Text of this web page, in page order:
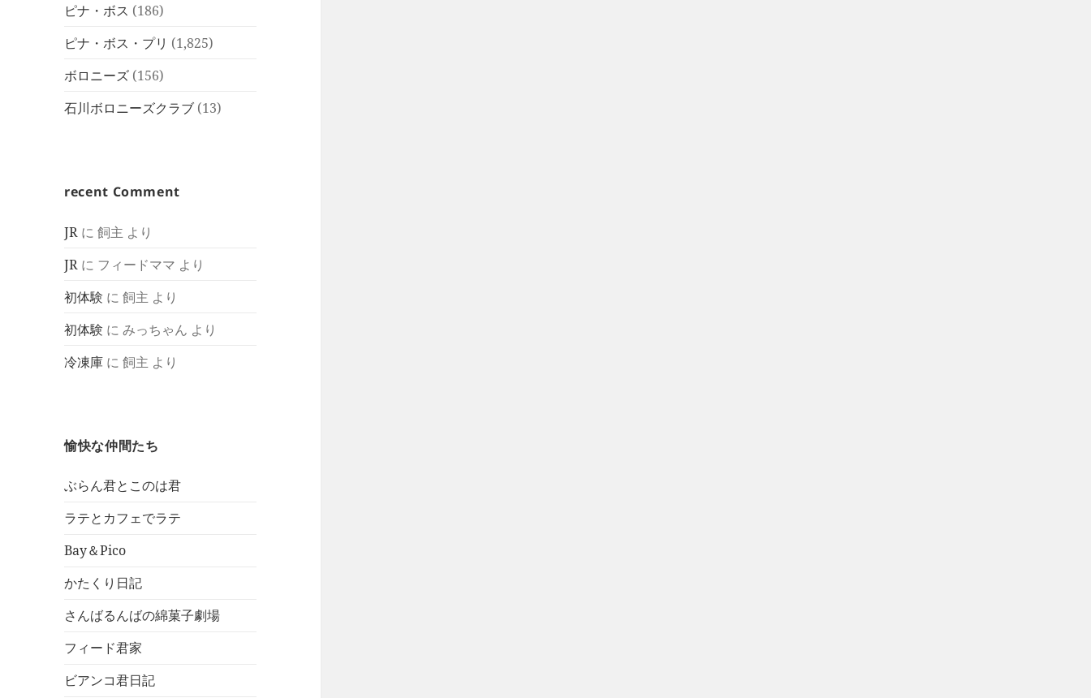
ピナ・ボス (186)
ピナ・ボス・プリ (1,825)
ボロニーズ (156)
石川ボロニーズクラブ (13)
recent Comment
JR に飼主 より
JR に フィードママ より
初体験 に飼主 より
初体験 にみっちゃん より
冷凍庫 に飼主 より
愉快な仲間たち
ぶらん君とこのは君
ラテとカフェでラテ
Bay＆Pico
かたくり日記
さんばるんばの綿菓子劇場
フィード君家
ビアンコ君日記